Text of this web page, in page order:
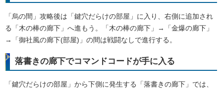
「烏の間」攻略後は「鍵穴だらけの部屋」に入り、右側に追加され
る「木の棒の廊下」へ進もう。「木の棒の廊下」→「金爆の廊下」
→「御社風の廊下(部屋)」の間は戦闘なしで進行する。
落書きの廊下でコマンドコードが手に入る
「鍵穴だらけの部屋」から下側に発生する「落書きの廊下」では、